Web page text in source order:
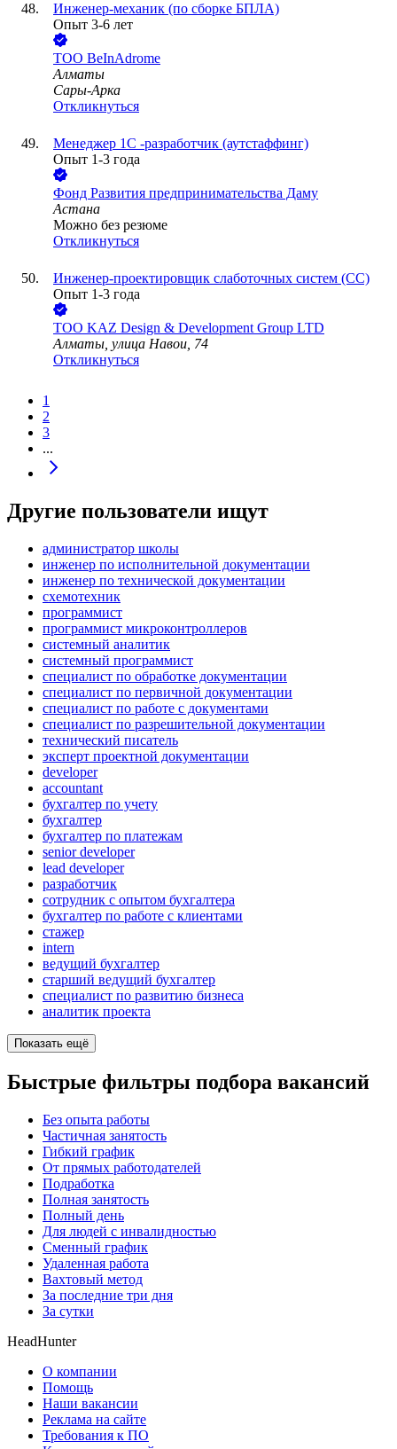
Инженер-механик (по сборке БПЛА)
Опыт 3-6 лет
ТОО BeInAdrome
Алматы
Сары-Арка
Откликнуться
Менеджер 1С -разработчик (аутстаффинг)
Опыт 1-3 года
Фонд Развития предпринимательства Даму
Астана
Можно без резюме
Откликнуться
Инженер-проектировщик слаботочных систем (СС)
Опыт 1-3 года
ТОО KAZ Design & Development Group LTD
Алматы, улица Навои, 74
Откликнуться
1
2
3
...
Другие пользователи ищут
администратор школы
инженер по исполнительной документации
инженер по технической документации
схемотехник
программист
программист микроконтроллеров
системный аналитик
системный программист
специалист по обработке документации
специалист по первичной документации
специалист по работе с документами
специалист по разрешительной документации
технический писатель
эксперт проектной документации
developer
accountant
бухгалтер по учету
бухгалтер
бухгалтер по платежам
senior developer
lead developer
разработчик
сотрудник с опытом бухгалтера
бухгалтер по работе с клиентами
стажер
intern
ведущий бухгалтер
старший ведущий бухгалтер
специалист по развитию бизнеса
аналитик проекта
Показать ещё
Быстрые фильтры подбора вакансий
Без опыта работы
Частичная занятость
Гибкий график
От прямых работодателей
Подработка
Полная занятость
Полный день
Для людей с инвалидностью
Сменный график
Удаленная работа
Вахтовый метод
За последние три дня
За сутки
HeadHunter
О компании
Помощь
Наши вакансии
Реклама на сайте
Требования к ПО